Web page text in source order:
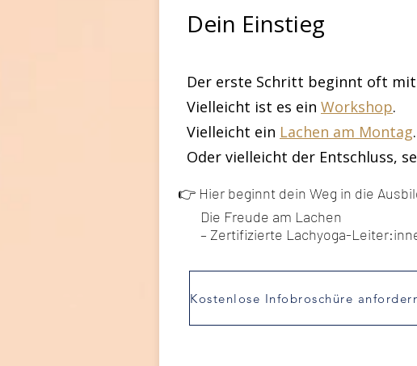
Dein Einstieg
Der erste Schritt beginnt oft
Vielleicht ist es ein Workshop.
Vielleicht ein Lachen am Montag.
Oder vielleicht der Entschluss,
👉 Hier beginnt dein Weg in die
Die Freude am Lachen
– Zertifizierte Lachyoga-